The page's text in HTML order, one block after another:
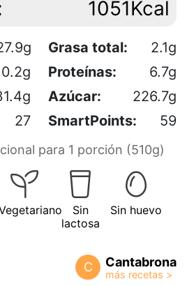
1051Kcal
Grasa total:
2.1g
0.2g Proteínas:
6.7g
Azúcar:
226.7g
27 SmartPoints: 59
para 1 porción (510g)
Sin
lactosa
Sin huevo
C Cantabrona